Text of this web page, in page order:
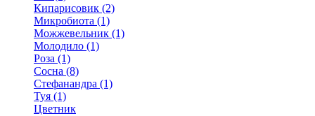
Кипарисовик (2)
Микробиота (1)
Можжевельник (1)
Молодило (1)
Роза (1)
Сосна (8)
Стефанандра (1)
Туя (1)
Цветник